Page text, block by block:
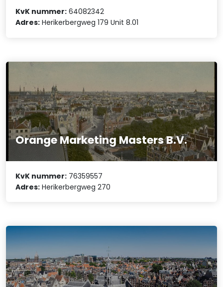
KvK nummer: 64082342
Adres: Herikerbergweg 179 Unit 8.01
Orange Marketing Masters B.V.
KvK nummer: 76359557
Adres: Herikerbergweg 270